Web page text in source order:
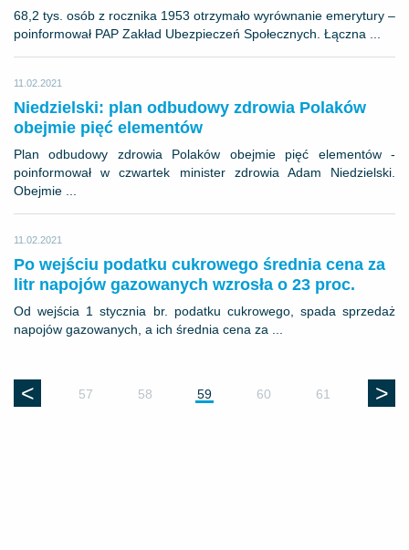
68,2 tys. osób z rocznika 1953 otrzymało wyrównanie emerytury –
poinformował PAP Zakład Ubezpieczeń Społecznych. Łączna ...
11.02.2021
Niedzielski: plan odbudowy zdrowia Polaków
obejmie pięć elementów
Plan odbudowy zdrowia Polaków obejmie pięć elementów -
poinformował w czwartek minister zdrowia Adam Niedzielski.
Obejmie ...
11.02.2021
Po wejściu podatku cukrowego średnia cena za
litr napojów gazowanych wzrosła o 23 proc.
Od wejścia 1 stycznia br. podatku cukrowego, spada sprzedaż
napojów gazowanych, a ich średnia cena za ...
< 57 58 59 60 61 >